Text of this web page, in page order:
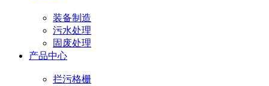
装备制造
污水处理
固废处理
产品中心
拦污格栅